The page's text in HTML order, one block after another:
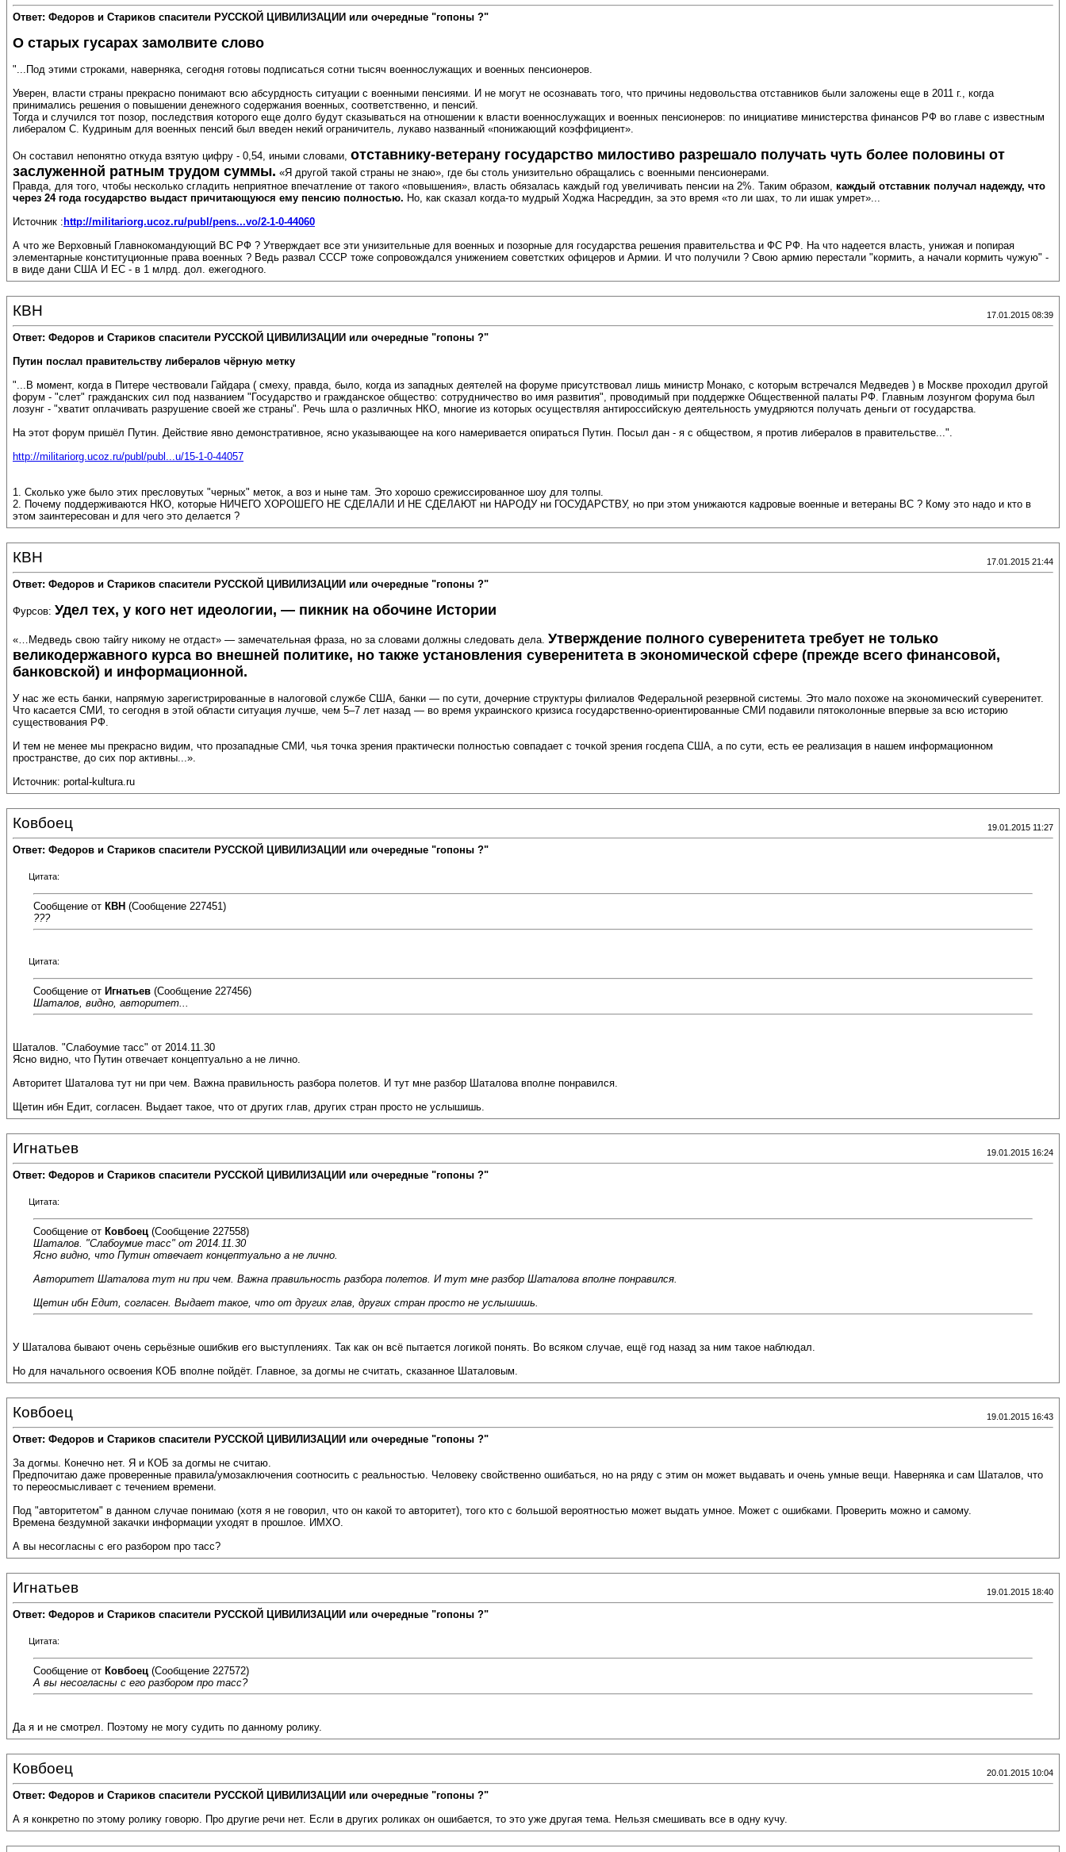
Ответ: Федоров и Стариков спасители РУССКОЙ ЦИВИЛИЗАЦИИ или очередные "гопоны ?"
О старых гусарах замолвите слово
"...Под этими строками, наверняка, сегодня готовы подписаться сотни тысяч военнослужащих и военных пенсионеров.
Уверен, власти страны прекрасно понимают всю абсурдность ситуации с военными пенсиями. И не могут не осознавать того, что причины недовольства отставников были заложены еще в 2011 г., когда
принимались решения о повышении денежного содержания военных, соответственно, и пенсий.
Тогда и случился тот позор, последствия которого еще долго будут сказываться на отношении к власти военнослужащих и военных пенсионеров: по инициативе министерства финансов РФ во главе с известным
либералом С. Кудриным для военных пенсий был введен некий ограничитель, лукаво названный «понижающий коэффициент».
Он составил непонятно откуда взятую цифру - 0,54, иными словами, отставнику-ветерану государство милостиво разрешало получать чуть более половины от
заслуженной ратным трудом суммы. «Я другой такой страны не знаю», где бы столь унизительно обращались с военными пенсионерами.
Правда, для того, чтобы несколько сгладить неприятное впечатление от такого «повышения», власть обязалась каждый год увеличивать пенсии на 2%. Таким образом, каждый отставник получал надежду, что
через 24 года государство выдаст причитающуюся ему пенсию полностью. Но, как сказал когда-то мудрый Ходжа Насреддин, за это время «то ли шах, то ли ишак умрет»...
Источник : http://militariorg.ucoz.ru/publ/pens...vo/2-1-0-44060
А что же Верховный Главнокомандующий ВС РФ ? Утверждает все эти унизительные для военных и позорные для государства решения правительства и ФС РФ. На что надеется власть, унижая и попирая
элементарные конституционные права военных ? Ведь развал СССР тоже сопровождался унижением советстких офицеров и Армии. И что получили ? Свою армию перестали "кормить, а начали кормить чужую" -
в виде дани США И ЕС - в 1 млрд. дол. ежегодного.
КВН 17.01.2015 08:39
Ответ: Федоров и Стариков спасители РУССКОЙ ЦИВИЛИЗАЦИИ или очередные "гопоны ?"
Путин послал правительству либералов чёрную метку
"...В момент, когда в Питере чествовали Гайдара ( смеху, правда, было, когда из западных деятелей на форуме присутствовал лишь министр Монако, с которым встречался Медведев ) в Москве проходил другой
форум - "слет" гражданских сил под названием "Государство и гражданское общество: сотрудничество во имя развития", проводимый при поддержке Общественной палаты РФ. Главным лозунгом форума был
лозунг - "хватит оплачивать разрушение своей же страны". Речь шла о различных НКО, многие из которых осуществляя антироссийскую деятельность умудряются получать деньги от государства.
На этот форум пришёл Путин. Действие явно демонстративное, ясно указывающее на кого намеривается опираться Путин. Посыл дан - я с обществом, я против либералов в правительстве...".
http://militariorg.ucoz.ru/publ/publ...u/15-1-0-44057
1. Сколько уже было этих пресловутых "черных" меток, а воз и ныне там. Это хорошо срежиссированное шоу для толпы.
2. Почему поддерживаются НКО, которые НИЧЕГО ХОРОШЕГО НЕ СДЕЛАЛИ И НЕ СДЕЛАЮТ ни НАРОДУ ни ГОСУДАРСТВУ, но при этом унижаются кадровые военные и ветераны ВС ? Кому это надо и кто в
этом заинтересован и для чего это делается ?
КВН 17.01.2015 21:44
Ответ: Федоров и Стариков спасители РУССКОЙ ЦИВИЛИЗАЦИИ или очередные "гопоны ?"
Фурсов: Удел тех, у кого нет идеологии, — пикник на обочине Истории
«…Медведь свою тайгу никому не отдаст» — замечательная фраза, но за словами должны следовать дела. Утверждение полного суверенитета требует не только
великодержавного курса во внешней политике, но также установления суверенитета в экономической сфере (прежде всего финансовой,
банковской) и информационной.
У нас же есть банки, напрямую зарегистрированные в налоговой службе США, банки — по сути, дочерние структуры филиалов Федеральной резервной системы. Это мало похоже на экономический суверенитет.
Что касается СМИ, то сегодня в этой области ситуация лучше, чем 5–7 лет назад — во время украинского кризиса государственно-ориентированные СМИ подавили пятоколонные впервые за всю историю
существования РФ.
И тем не менее мы прекрасно видим, что прозападные СМИ, чья точка зрения практически полностью совпадает с точкой зрения госдепа США, а по сути, есть ее реализация в нашем информационном
пространстве, до сих пор активны...».
Источник: portal-kultura.ru
Ковбоец 19.01.2015 11:27
Ответ: Федоров и Стариков спасители РУССКОЙ ЦИВИЛИЗАЦИИ или очередные "гопоны ?"
Цитата:
Сообщение от КВН (Сообщение 227451)
???
Цитата:
Сообщение от Игнатьев (Сообщение 227456)
Шаталов, видно, авторитет...
Шаталов. "Слабоумие тасс" от 2014.11.30
Ясно видно, что Путин отвечает концептуально а не лично.
Авторитет Шаталова тут ни при чем. Важна правильность разбора полетов. И тут мне разбор Шаталова вполне понравился.
Щетин ибн Едит, согласен. Выдает такое, что от других глав, других стран просто не услышишь.
Игнатьев 19.01.2015 16:24
Ответ: Федоров и Стариков спасители РУССКОЙ ЦИВИЛИЗАЦИИ или очередные "гопоны ?"
Цитата:
Сообщение от Ковбоец (Сообщение 227558)
Шаталов. "Слабоумие тасс" от 2014.11.30
Ясно видно, что Путин отвечает концептуально а не лично.
Авторитет Шаталова тут ни при чем. Важна правильность разбора полетов. И тут мне разбор Шаталова вполне понравился.
Щетин ибн Едит, согласен. Выдает такое, что от других глав, других стран просто не услышишь.
У Шаталова бывают очень серьёзные ошибкив его выступлениях. Так как он всё пытается логикой понять. Во всяком случае, ещё год назад за ним такое наблюдал.
Но для начального освоения КОБ вполне пойдёт. Главное, за догмы не считать, сказанное Шаталовым.
Ковбоец 19.01.2015 16:43
Ответ: Федоров и Стариков спасители РУССКОЙ ЦИВИЛИЗАЦИИ или очередные "гопоны ?"
За догмы. Конечно нет. Я и КОБ за догмы не считаю.
Предпочитаю даже проверенные правила/умозаключения соотносить с реальностью. Человеку свойственно ошибаться, но на ряду с этим он может выдавать и очень умные вещи. Наверняка и сам Шаталов, что
то переосмысливает с течением времени.
Под "авторитетом" в данном случае понимаю (хотя я не говорил, что он какой то авторитет), того кто с большой вероятностью может выдать умное. Может с ошибками. Проверить можно и самому.
Времена бездумной закачки информации уходят в прошлое. ИМХО.
А вы несогласны с его разбором про тасс?
Игнатьев 19.01.2015 18:40
Ответ: Федоров и Стариков спасители РУССКОЙ ЦИВИЛИЗАЦИИ или очередные "гопоны ?"
Цитата:
Сообщение от Ковбоец (Сообщение 227572)
А вы несогласны с его разбором про тасс?
Да я и не смотрел. Поэтому не могу судить по данному ролику.
Ковбоец 20.01.2015 10:04
Ответ: Федоров и Стариков спасители РУССКОЙ ЦИВИЛИЗАЦИИ или очередные "гопоны ?"
А я конкретно по этому ролику говорю. Про другие речи нет. Если в других роликах он ошибается, то это уже другая тема. Нельзя смешивать все в одну кучу.